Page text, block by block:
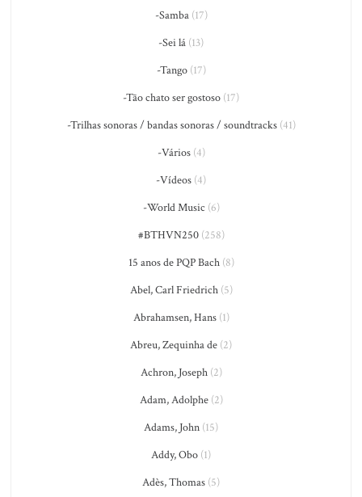
-Samba(17)
-Sei lá (13)
-Tango(17)
-Tão chato ser gostoso (17)
-Trilhas sonoras / bandas sonoras / soundtracks(41)
-Vários(4)
-Vídeos (4)
-World Music (6)
#BTHVN250(258)
15 anos de PQP Bach(8)
Abel, Carl Friedrich(5)
Abrahamsen, Hans(1)
Abreu, Zequinha de (2)
Achron, Joseph(2)
Adam, Adolphe(2)
Adams, John (15)
Addy, Obo (1)
Adès, Thomas (5)